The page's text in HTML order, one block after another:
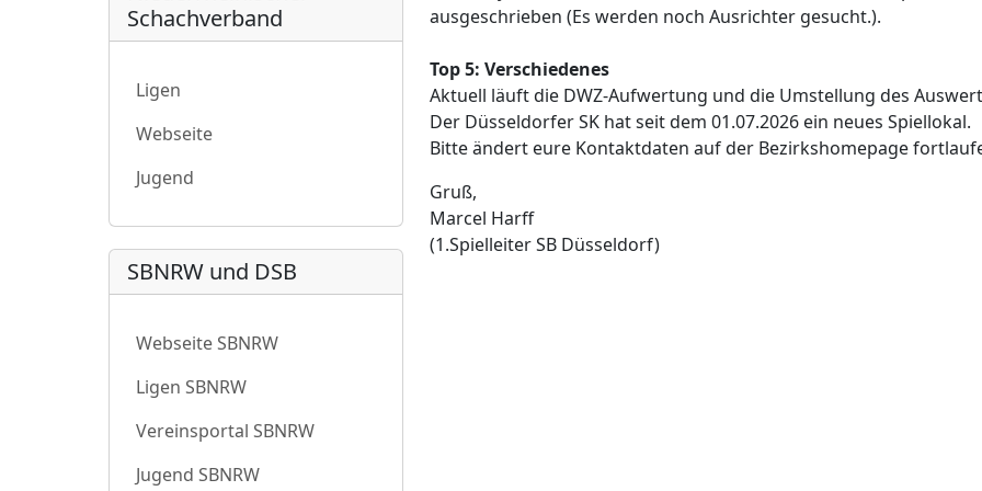
ausgeschrieben (Es werden noch Ausrichter gesucht.).
Top 5: Verschiedenes
Aktuell läuft die DWZ-Aufwertung und die Umstellung des
Der Düsseldorfer SK hat seit dem 01.07.2026 ein neues Spiellokal.
Bitte ändert eure Kontaktdaten auf der Bezirkshomepage
Gruß,
Marcel Harff
(1.Spielleiter SB Düsseldorf)
Schachverband
Ligen
Webseite
Jugend
SBNRW und DSB
Webseite SBNRW
Ligen SBNRW
Vereinsportal SBNRW
Jugend SBNRW